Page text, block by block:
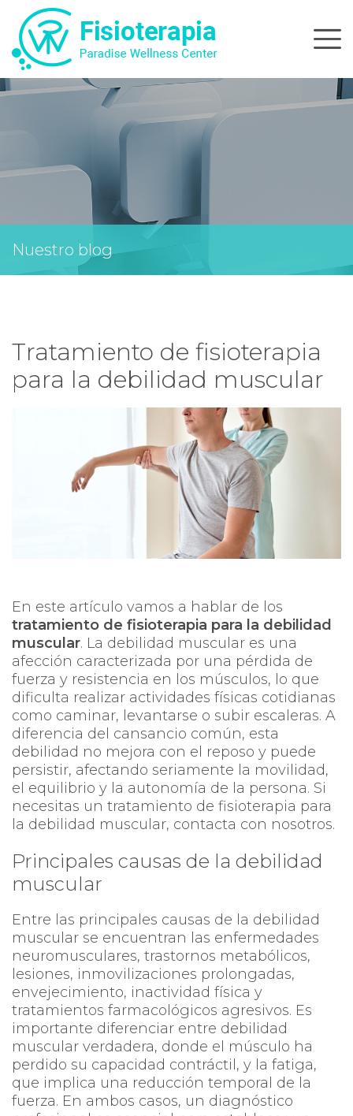
content
Nuestro blog
Tratamiento de fisioterapia
para la debilidad muscular
En este artículo vamos a hablar de los
tratamiento de fisioterapia para la debilidad
muscular. La debilidad muscular es una
afección caracterizada por una pérdida de
fuerza y resistencia en los músculos, lo que
dificulta realizar actividades físicas cotidianas
como caminar, levantarse o subir escaleras. A
diferencia del cansancio común, esta
debilidad no mejora con el reposo y puede
persistir, afectando seriamente la movilidad,
el equilibrio y la autonomía de la persona. Si
necesitas un tratamiento de fisioterapia para
la debilidad muscular, contacta con nosotros.
Principales causas de la debilidad
muscular
Entre las principales causas de la debilidad
muscular se encuentran las enfermedades
neuromusculares, trastornos metabólicos,
lesiones, inmovilizaciones prolongadas,
envejecimiento, inactividad física y
tratamientos farmacológicos agresivos. Es
importante diferenciar entre debilidad
muscular verdadera, donde el músculo ha
perdido su capacidad contráctil, y la fatiga,
que implica una reducción temporal de la
fuerza. En ambos casos, un diagnóstico